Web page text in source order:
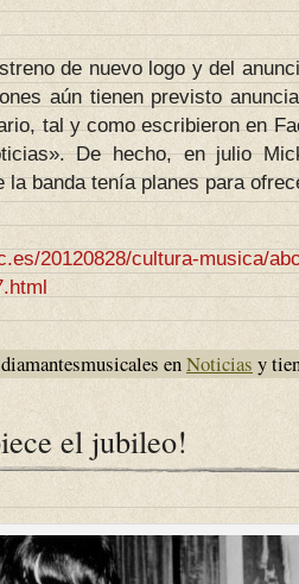
de nuevo logo y del
aún tienen previsto
tal y como escribieron en
De hecho, en julio
la banda tenía planes para
20120828/cultura-musica/
enNoticias y
el jubileo!